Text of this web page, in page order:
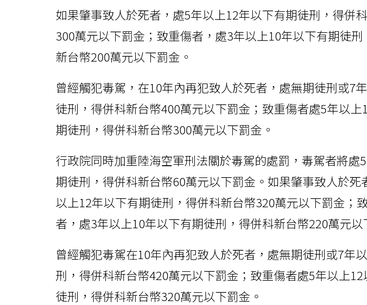
如果肇事致人於死者，處5年以上12年以下有期徒刑，得併
300萬元以下罰金；致重傷者，處3年以上10年以下有期徒
新台幣200萬元以下罰金。
曾經觸犯毒駕，在10年內再犯致人於死者，處無期徒刑或7
徒刑，得併科新台幣400萬元以下罰金；致重傷者處5年以上
期徒刑，得併科新台幣300萬元以下罰金。
行政院同時加重陸海空軍刑法關於毒駕的處罰，毒駕者將處
期徒刑，得併科新台幣60萬元以下罰金。如果肇事致人於死
以上12年以下有期徒刑，得併科新台幣320萬元以下罰金；
者，處3年以上10年以下有期徒刑，得併科新台幣220萬元以
曾經觸犯毒駕在10年內再犯致人於死者，處無期徒刑或7年
刑，得併科新台幣420萬元以下罰金；致重傷者處5年以上12
徒刑，得併科新台幣320萬元以下罰金。